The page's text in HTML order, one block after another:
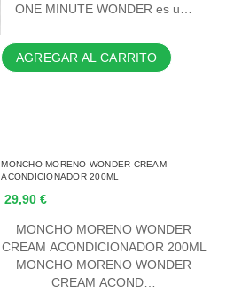
ONE MINUTE WONDER es u…
AGREGAR AL CARRITO
MONCHO MORENO WONDER CREAM
ACONDICIONADOR 200ML
29,90 €
MONCHO MORENO WONDER
CREAM ACONDICIONADOR 200ML
MONCHO MORENO WONDER
CREAM ACOND…